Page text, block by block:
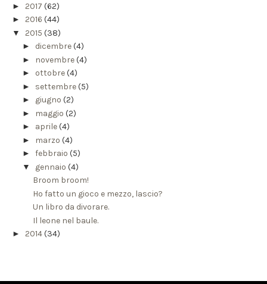
► 2017 (62)
► 2016 (44)
▼ 2015 (38)
► dicembre(4)
► novembre(4)
► ottobre(4)
► settembre(5)
► giugno (2)
► maggio (2)
► aprile(4)
► marzo (4)
► febbraio (5)
▼ gennaio (4)
Broom broom!
Ho fatto un gioco e mezzo, lascio?
Un libro da divorare.
Il leone nel baule.
► 2014(34)